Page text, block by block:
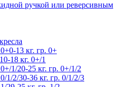
ручкой или реверсивным
0-13 кг. гр. 0+
0-18 кг. 0+/1
0-25 кг. гр. 0+/1/2
0-36 кг. гр. 0/1/2/3